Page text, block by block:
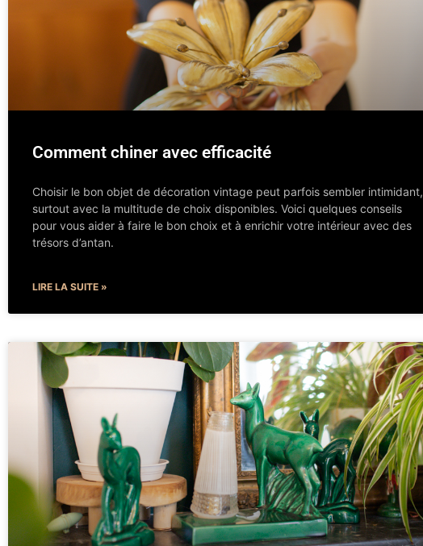
Comment chiner avec efficacité
Choisir le bon objet de décoration vintage peut parfois sembler intimidant,
surtout avec la multitude de choix disponibles. Voici quelques conseils
pour vous aider à faire le bon choix et à enrichir votre intérieur avec des
trésors d’antan.
LIRE LA SUITE »